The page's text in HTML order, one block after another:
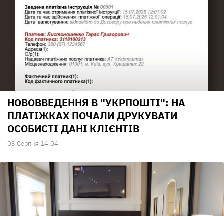
НОВОВВЕДЕННЯ В "УКРПОШТІ": НА
ПЛАТІЖКАХ ПОЧАЛИ ДРУКУВАТИ
ОСОБИСТІ ДАНІ КЛІЄНТІВ
03 Серпня 14:04